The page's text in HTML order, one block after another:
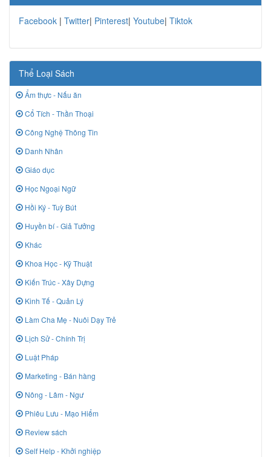
Facebook | Twitter| Pinterest| Youtube| Tiktok
Thể Loại Sách
Ẩm thực - Nấu ăn
Cổ Tích - Thần Thoại
Công Nghệ Thông Tin
Danh Nhân
Giáo dục
Học Ngoại Ngữ
Hồi Ký - Tuỳ Bút
Huyền bí - Giả Tưởng
Khác
Khoa Học - Kỹ Thuật
Kiến Trúc - Xây Dựng
Kinh Tế - Quản Lý
Làm Cha Mẹ - Nuôi Dạy Trẻ
Lịch Sử - Chính Trị
Luật Pháp
Marketing - Bán hàng
Nông - Lâm - Ngư
Phiêu Lưu - Mạo Hiểm
Review sách
Self Help - Khởi nghiệp